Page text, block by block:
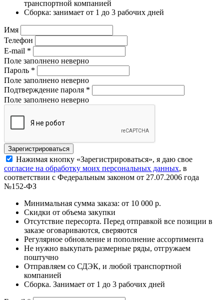
транспортной компанией
Сборка: занимает от 1 до 3 рабочих дней
Имя
Телефон
E-mail *
Поле заполнено неверно
Пароль *
Поле заполнено неверно
Подтверждение пароля *
Поле заполнено неверно
Нажимая кнопку «Зарегистрироваться», я даю свое
согласие на обработку моих персональных данных, в
соответствии с Федеральным законом от 27.07.2006 года
№152-ФЗ
Минимальная сумма заказа: от 10 000 р.
Скидки от объема закупки
Отсутствие пересорта. Перед отправкой все позиции в
заказе оговариваются, сверяются
Регулярное обновление и пополнение ассортимента
Не нужно выкупать размерные ряды, отгружаем
поштучно
Отправляем со СДЭК, и любой транспортной
компанией
Сборка. Занимает от 1 до 3 рабочих дней